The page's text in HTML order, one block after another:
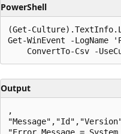
PowerShell
(Get-
Get-WinEvent -
Output
,